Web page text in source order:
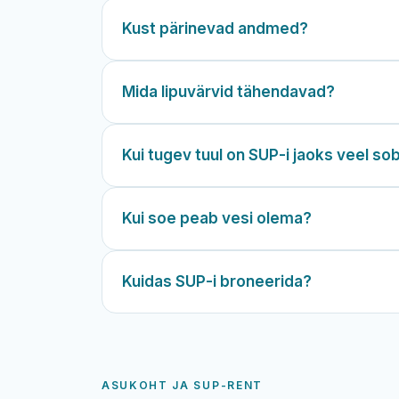
Kust pärinevad andmed?
Mida lipuvärvid tähendavad?
Kui tugev tuul on SUP-i jaoks veel
Kui soe peab vesi olema?
Kuidas SUP-i broneerida?
ASUKOHT JA SUP-RENT